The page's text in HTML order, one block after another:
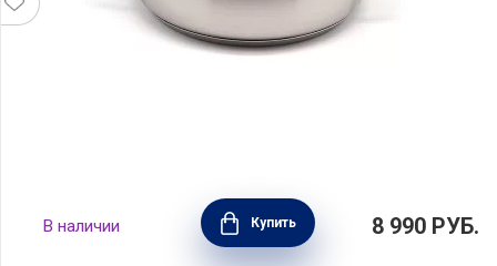
Кастрюля из нержавеющей стали с
крышкой "Роял" объем 1,6 л, диаметр 16 см,
Silampos, Португалия, 633123VY1016
В наличии Купить 8 990 РУБ.